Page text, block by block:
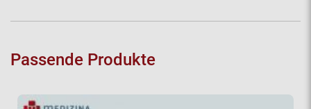
Passende Produkte